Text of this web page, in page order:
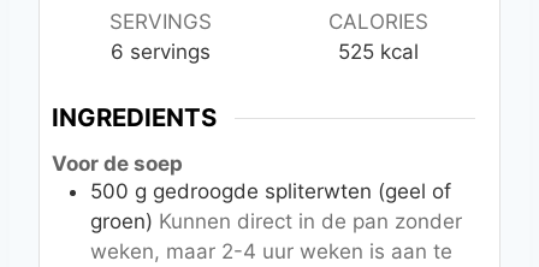
SERVINGS
6 servings
CALORIES
525 kcal
INGREDIENTS
Voor de soep
500 g gedroogde spliterwten (geel of
groen) Kunnen direct in de pan zonder
weken, maar 2-4 uur weken is aan te